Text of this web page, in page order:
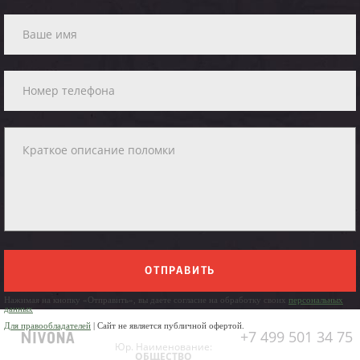
ОТПРАВИТЬ
Нажимая на кнопку «Отправить», вы даете согласие на обработку своих персональных
данных
Для правообладателей | Сайт не является публичной офертой.
+7 499 501 34 75
Юр. Наименование:
ОБЩЕСТВО